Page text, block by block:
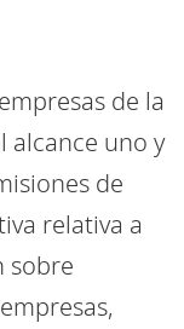
de la
alcance uno y
de
relativa a
sobre